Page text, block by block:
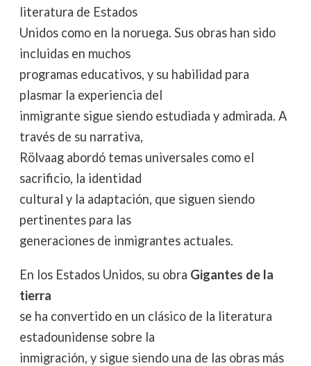
literatura de Estados
Unidos como en la noruega. Sus obras han sido
incluidas en muchos
programas educativos, y su habilidad para
plasmar la experiencia del
inmigrante sigue siendo estudiada y admirada. A
través de su narrativa,
Rölvaag abordó temas universales como el
sacrificio, la identidad
cultural y la adaptación, que siguen siendo
pertinentes para las
generaciones de inmigrantes actuales.
En los Estados Unidos, su obra Gigantes de la
tierra
se ha convertido en un clásico de la literatura
estadounidense sobre la
inmigración, y sigue siendo una de las obras más